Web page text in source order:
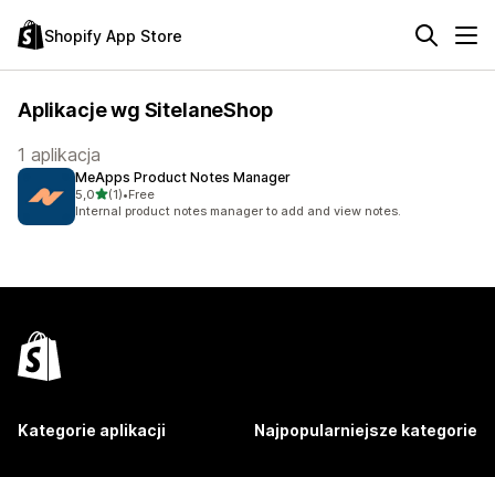
Shopify App Store
Aplikacje wg SitelaneShop
1 aplikacja
MeApps Product Notes Manager
5,0na 5 gwiazdek
(1)
Łączna liczba recenzji: 1
•Free
Internal product notes manager to add and view notes.
Kategorie aplikacji Najpopularniejsze kategorie